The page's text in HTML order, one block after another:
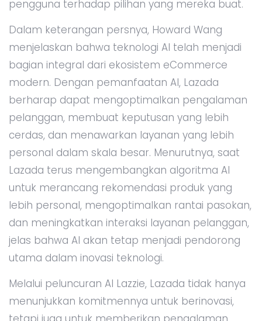
pengguna terhadap pilihan yang mereka buat.
Dalam keterangan persnya, Howard Wang
menjelaskan bahwa teknologi AI telah menjadi
bagian integral dari ekosistem eCommerce
modern. Dengan pemanfaatan AI, Lazada
berharap dapat mengoptimalkan pengalaman
pelanggan, membuat keputusan yang lebih
cerdas, dan menawarkan layanan yang lebih
personal dalam skala besar. Menurutnya, saat
Lazada terus mengembangkan algoritma AI
untuk merancang rekomendasi produk yang
lebih personal, mengoptimalkan rantai pasokan,
dan meningkatkan interaksi layanan pelanggan,
jelas bahwa AI akan tetap menjadi pendorong
utama dalam inovasi teknologi.
Melalui peluncuran AI Lazzie, Lazada tidak hanya
menunjukkan komitmennya untuk berinovasi,